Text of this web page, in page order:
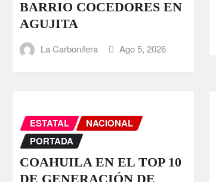
BARRIO COCEDORES EN
AGUJITA
La Carbonifera Ago 5, 2026
ESTATAL
NACIONAL
PORTADA
COAHUILA EN EL TOP 10
DE GENERACIÓN DE